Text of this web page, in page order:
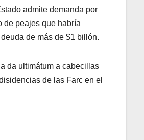
admite demanda por
de peajes que habría
de más de $1 billón.
da ultimátum a cabecillas
de las Farc en el